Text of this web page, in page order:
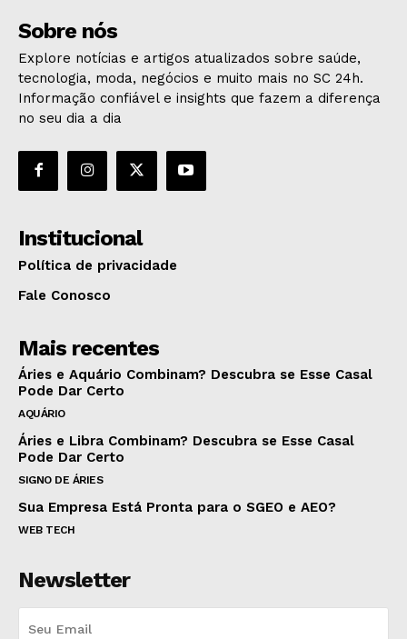
Sobre nós
Explore notícias e artigos atualizados sobre saúde,
tecnologia, moda, negócios e muito mais no SC 24h.
Informação confiável e insights que fazem a diferença
no seu dia a dia
Institucional
Política de privacidade
Fale Conosco
Mais recentes
Áries e Aquário Combinam? Descubra se Esse Casal
Pode Dar Certo
AQUÁRIO
Áries e Libra Combinam? Descubra se Esse Casal
Pode Dar Certo
SIGNO DE ÁRIES
Sua Empresa Está Pronta para o SGEO e AEO?
WEB TECH
Newsletter